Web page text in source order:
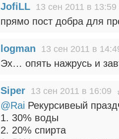
JofiLL 13 сен 2011 в 13:59
прямо пост добра для
logman 13 сен 2011 в
Эх… опять нажрусь и
Siper 13 сен 2011 в 16:09
@Rai Рекурсивеый
1. 30% воды
2. 20% спирта